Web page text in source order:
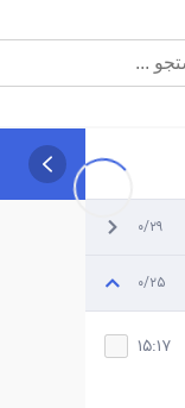
۰/۲۹
۰/۲۵
۱۵:۱۷